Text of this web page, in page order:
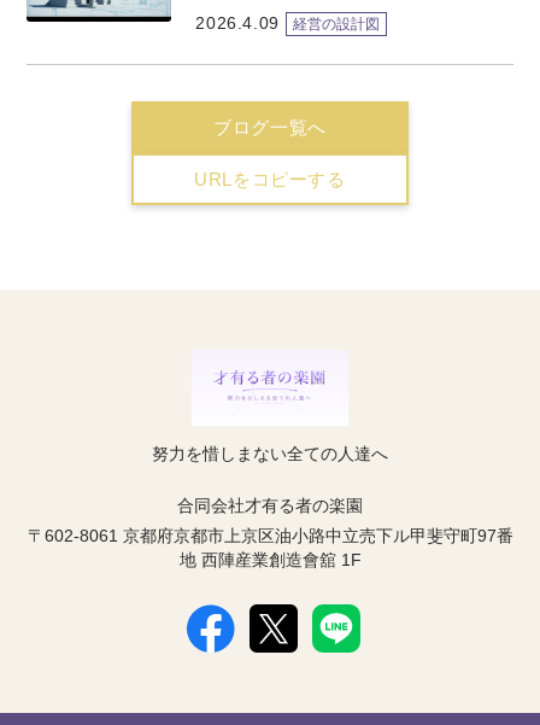
2026.4.09 経営の設計図
ブログ一覧へ
URLをコピーする
努力を惜しまない全ての人達へ
合同会社才有る者の楽園
〒602-8061 京都府京都市上京区油小路中立売下ル甲斐守町97番
地 西陣産業創造會舘 1F